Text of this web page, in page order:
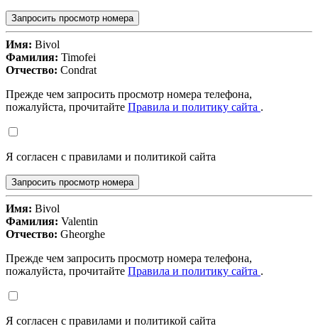
Запросить просмотр номера
Имя: Bivol
Фамилия: Timofei
Отчество: Condrat
Прежде чем запросить просмотр номера телефона,
пожалуйста, прочитайте Правила и политику сайта .
Я согласен с правилами и политикой сайта
Запросить просмотр номера
Имя: Bivol
Фамилия: Valentin
Отчество: Gheorghe
Прежде чем запросить просмотр номера телефона,
пожалуйста, прочитайте Правила и политику сайта .
Я согласен с правилами и политикой сайта